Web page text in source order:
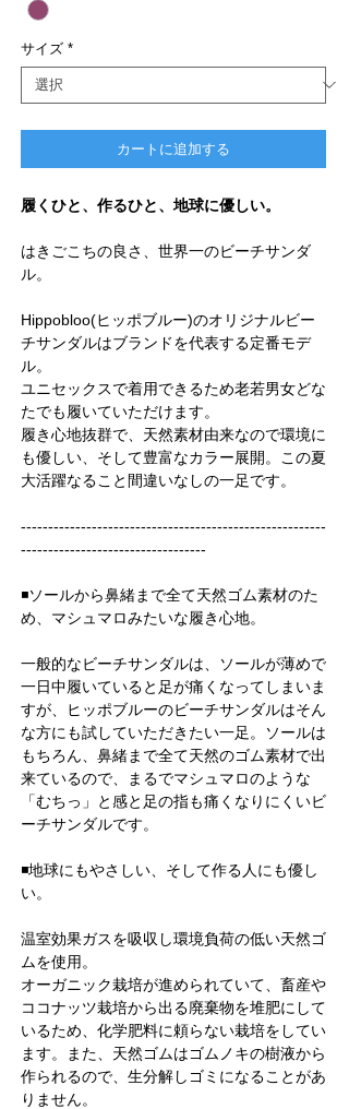
サイズ *
カートに追加する
履くひと、作るひと、地球に優しい。
はきごこちの良さ、世界一のビーチサンダ
ル。
Hippobloo(ヒッポブルー)のオリジナルビー
チサンダルはブランドを代表する定番モデ
ル。
ユニセックスで着用できるため老若男女どな
たでも履いていただけます。
履き心地抜群で、天然素材由来なので環境に
も優しい、そして豊富なカラー展開。この夏
大活躍なること間違いなしの一足です。
--------------------------------------------------------
----------------------------------
◾️ソールから鼻緒まで全て天然ゴム素材のた
め、マシュマロみたいな履き心地。
一般的なビーチサンダルは、ソールが薄めで
一日中履いていると足が痛くなってしまいま
すが、ヒッポブルーのビーチサンダルはそん
な方にも試していただきたい一足。ソールは
もちろん、鼻緒まで全て天然のゴム素材で出
来ているので、まるでマシュマロのような
「むちっ」と感と足の指も痛くなりにくいビ
ーチサンダルです。
◾️地球にもやさしい、そして作る人にも優し
い。
温室効果ガスを吸収し環境負荷の低い天然ゴ
ムを使用。
オーガニック栽培が進められていて、畜産や
ココナッツ栽培から出る廃棄物を堆肥にして
いるため、化学肥料に頼らない栽培をしてい
ます。また、天然ゴムはゴムノキの樹液から
作られるので、生分解しゴミになることがあ
りません。